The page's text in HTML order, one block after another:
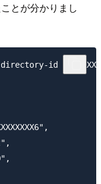
とが分かりまし
id "d-